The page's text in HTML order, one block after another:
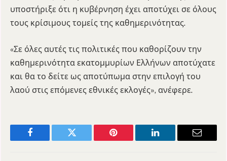
υποστήριξε ότι η κυβέρνηση έχει αποτύχει σε όλους
τους κρίσιμους τομείς της καθημερινότητας.
«Σε όλες αυτές τις πολιτικές που καθορίζουν την
καθημερινότητα εκατομμυρίων Ελλήνων αποτύχατε
και θα το δείτε ως αποτύπωμα στην επιλογή του
λαού στις επόμενες εθνικές εκλογές», ανέφερε.
Facebook Twitter Pinterest LinkedIn Email